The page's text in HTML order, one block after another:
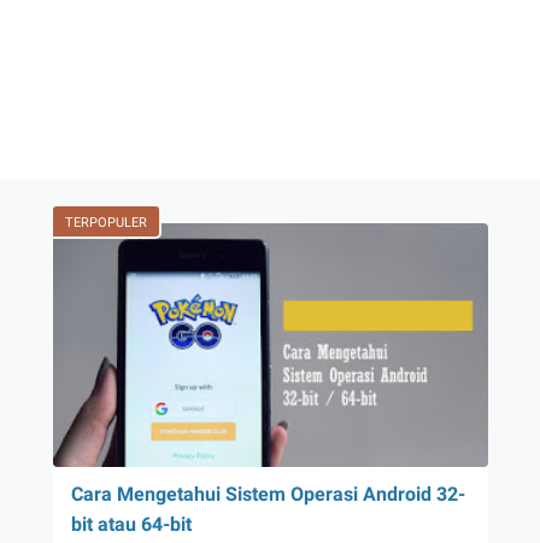
TERPOPULER
Cara Mengetahui Sistem Operasi Android 32-
bit atau 64-bit